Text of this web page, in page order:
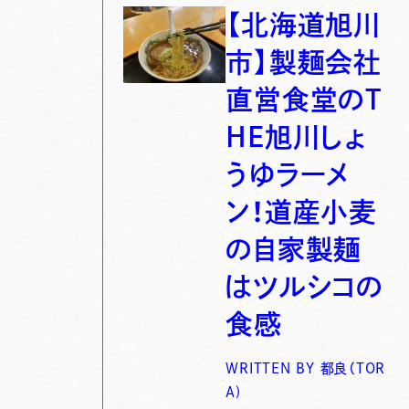
【北海道旭川
市】製麺会社
直営食堂のT
HE旭川しょ
うゆラーメ
ン！道産小麦
の自家製麺
はツルシコの
食感
WRITTEN BY 都良（TOR
A)